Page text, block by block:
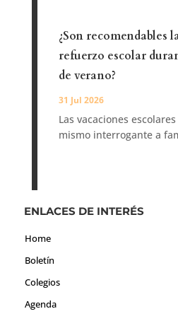
¿Son recomendables
refuerzo escolar
de verano?
31 Jul 2026
Las vacaciones
mismo interrogante a
ENLACES DE INTERÉS
Home
Boletín
Colegios
Agenda